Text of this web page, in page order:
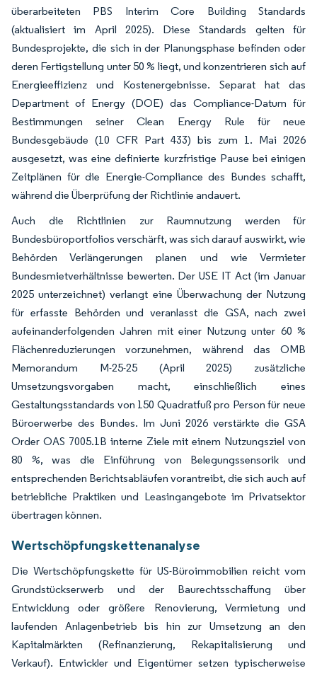
überarbeiteten PBS Interim Core Building Standards
(aktualisiert im April 2025). Diese Standards gelten für
Bundesprojekte, die sich in der Planungsphase befinden oder
deren Fertigstellung unter 50 % liegt, und konzentrieren sich auf
Energieeffizienz und Kostenergebnisse. Separat hat das
Department of Energy (DOE) das Compliance-Datum für
Bestimmungen seiner Clean Energy Rule für neue
Bundesgebäude (10 CFR Part 433) bis zum 1. Mai 2026
ausgesetzt, was eine definierte kurzfristige Pause bei einigen
Zeitplänen für die Energie-Compliance des Bundes schafft,
während die Überprüfung der Richtlinie andauert.
Auch die Richtlinien zur Raumnutzung werden für
Bundesbüroportfolios verschärft, was sich darauf auswirkt, wie
Behörden Verlängerungen planen und wie Vermieter
Bundesmietverhältnisse bewerten. Der USE IT Act (im Januar
2025 unterzeichnet) verlangt eine Überwachung der Nutzung
für erfasste Behörden und veranlasst die GSA, nach zwei
aufeinanderfolgenden Jahren mit einer Nutzung unter 60 %
Flächenreduzierungen vorzunehmen, während das OMB
Memorandum M-25-25 (April 2025) zusätzliche
Umsetzungsvorgaben macht, einschließlich eines
Gestaltungsstandards von 150 Quadratfuß pro Person für neue
Büroerwerbe des Bundes. Im Juni 2026 verstärkte die GSA
Order OAS 7005.1B interne Ziele mit einem Nutzungsziel von
80 %, was die Einführung von Belegungssensorik und
entsprechenden Berichtsabläufen vorantreibt, die sich auch auf
betriebliche Praktiken und Leasingangebote im Privatsektor
übertragen können.
Wertschöpfungskettenanalyse
Die Wertschöpfungskette für US-Büroimmobilien reicht vom
Grundstückserwerb und der Baurechtsschaffung über
Entwicklung oder größere Renovierung, Vermietung und
laufenden Anlagenbetrieb bis hin zur Umsetzung an den
Kapitalmärkten (Refinanzierung, Rekapitalisierung und
Verkauf). Entwickler und Eigentümer setzen typischerweise